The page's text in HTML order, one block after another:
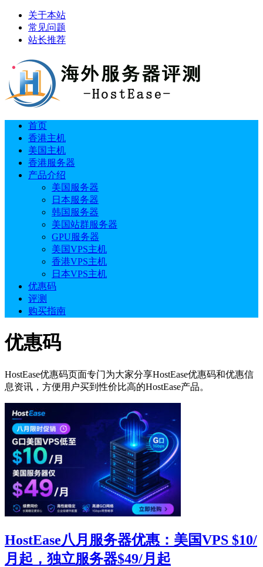
关于本站
常见问题
站长推荐
首页
香港主机
美国主机
香港服务器
产品介绍
美国服务器
日本服务器
韩国服务器
美国站群服务器
GPU服务器
美国VPS主机
香港VPS主机
日本VPS主机
优惠码
评测
购买指南
优惠码
HostEase优惠码页面专门为大家分享HostEase优惠码和优惠信
息资讯，方便用户买到性价比高的HostEase产品。
HostEase八月服务器优惠：美国VPS $10/
月起，独立服务器$49/月起